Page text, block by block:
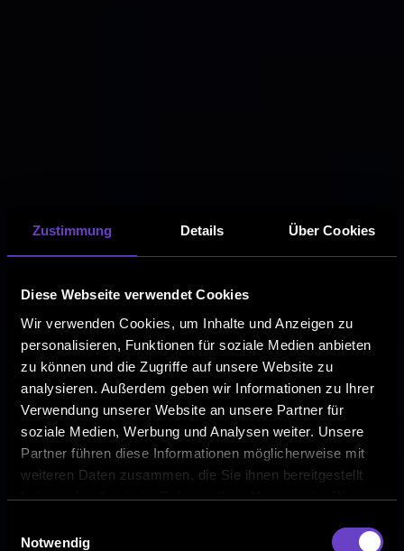
Zustimmung Details Über Cookies
Diese Webseite verwendet Cookies
Wir verwenden Cookies, um Inhalte und Anzeigen zu
personalisieren, Funktionen für soziale Medien anbieten
zu können und die Zugriffe auf unsere Website zu
analysieren. Außerdem geben wir Informationen zu Ihrer
Verwendung unserer Website an unsere Partner für
soziale Medien, Werbung und Analysen weiter. Unsere
Partner führen diese Informationen möglicherweise mit
weiteren Daten zusammen, die Sie ihnen bereitgestellt
haben oder die sie im Rahmen Ihrer Nutzung der Dienste
Notwendig